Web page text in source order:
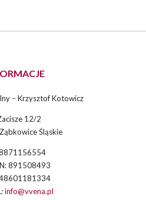
– Krzysztof Kotowicz
12/2
Śląskie
891508493
info@vvena.pl